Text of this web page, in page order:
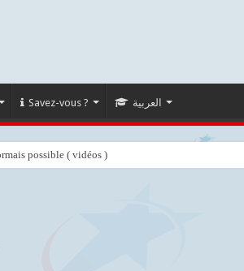
Savez-vous ? العربية
possible ( vidéos )